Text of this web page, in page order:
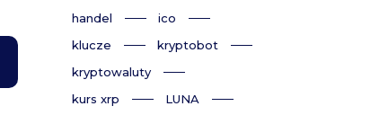
handel
ico
klucze
kryptobot
kryptowaluty
kurs xrp
LUNA